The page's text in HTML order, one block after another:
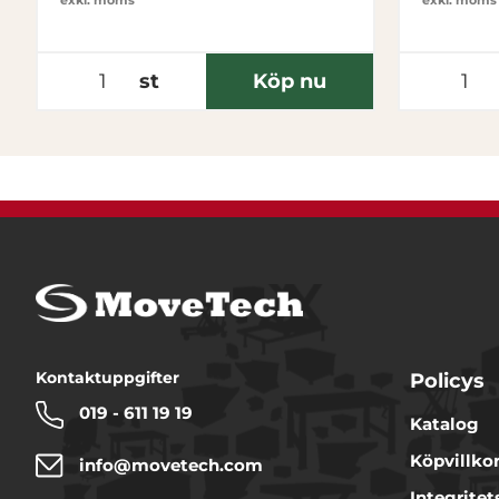
st Köp nu
Kontaktuppgifter
019 - 611 19 19
info@movetech.com
Policys
Katalog
Köpvillkor